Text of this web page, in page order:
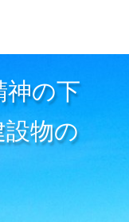
神の下
設物の